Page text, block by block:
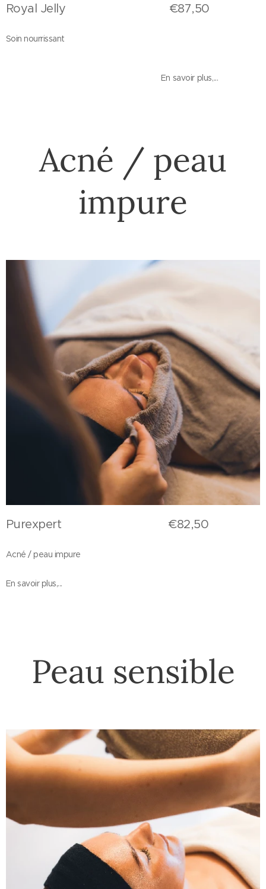
Royal Jelly €87,50
Soin nourrissant
En savoir plus,...
Acné / peau
impure
Purexpert €82,50
Acné / peau impure
En savoir plus,...
Peau sensible